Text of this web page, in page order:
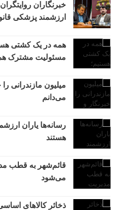
خبرنگاران
ارزشمند پزشکی
همه در یک کشتی
مسئولیت مشترک
میلیون مازندرانی
می‌دانم
رسانه‌ها یاران
هستند
قائم‌شهر به قطب
می‌شود
ذخائر کالاهای